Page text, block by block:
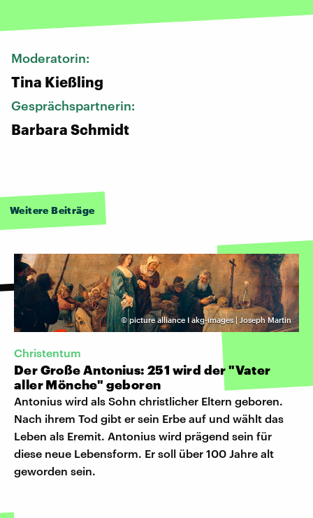
Moderatorin:
Tina Kießling
Gesprächspartnerin:
Barbara Schmidt
Weitere Beiträge
©picture alliance I akg-images | Joseph Martin
Christentum
Der Große Antonius: 251 wird der "Vater
aller Mönche" geboren
Antonius wird als Sohn christlicher Eltern geboren.
Nach ihrem Tod gibt er sein Erbe auf und wählt das
Leben als Eremit. Antonius wird prägend sein für
diese neue Lebensform. Er soll über 100 Jahre alt
geworden sein.